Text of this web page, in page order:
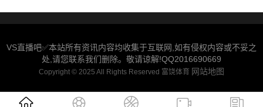
VS直播吧✅本站所有资讯内容均收集于互联网,如有侵权内容或不妥之
处,请您联系我们删除。敬请谅解!QQ2016690669
Copyright © 2025 All Rights Reserved 富饶体育 网站地图